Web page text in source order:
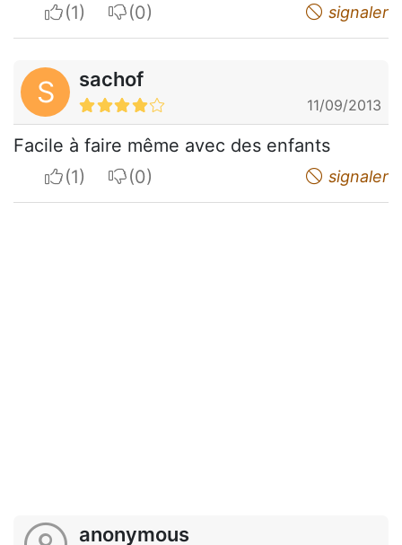
I apreciateI do not appreciate signaler
S sachof
11/09/2013
Facile à faire même avec des enfants
I apreciateI do not appreciate signaler
anonymous